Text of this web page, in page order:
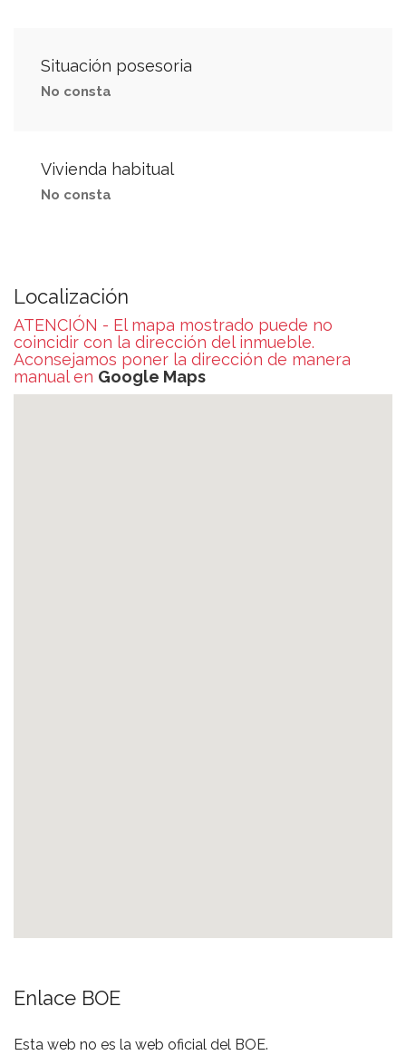
Situación posesoria
No consta
Vivienda habitual
No consta
Localización
ATENCIÓN - El mapa mostrado puede no
coincidir con la dirección del inmueble.
Aconsejamos poner la dirección de manera
manual en Google Maps
Enlace BOE
Esta web no es la web oficial del BOE.